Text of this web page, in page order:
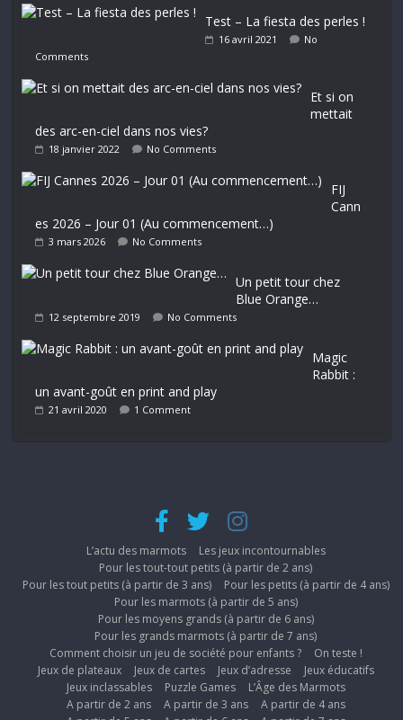
Test – La fiesta des perles !
16 avril 2021
No
Comments
Et si on
mettait
des arc-en-ciel dans nos vies?
18 janvier 2022 No Comments
FIJ
Cann
es 2026 – Jour 01 (Au commencement…)
3 mars 2026 No Comments
Un petit tour chez
Blue Orange…
12 septembre 2019 No Comments
Magic
Rabbit :
un avant-goût en print and play
21 avril 2020 1 Comment
L’actu des marmots
Les jeux incontournables
Pour les tout-tout petits (à partir de 2 ans)
Pour les tout petits (à partir de 3 ans)
Pour les petits (à partir de 4 ans)
Pour les marmots (à partir de 5 ans)
Pour les moyens grands (à partir de 6 ans)
Pour les grands marmots (à partir de 7 ans)
Comment choisir un jeu de société pour enfants ?
On teste !
Jeux de plateaux
Jeux de cartes Jeux d’adresse
Jeux éducatifs
Jeux inclassables
Puzzle Games
L’Âge des Marmots
A partir de 2 ans
A partir de 3 ans
A partir de 4 ans